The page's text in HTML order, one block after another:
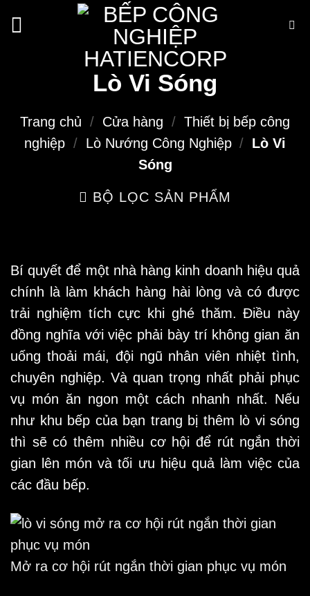
qua
Lò Vi Sóng
Trang chủ / Cửa hàng / Thiết bị bếp công
nghiệp / Lò Nướng Công Nghiệp / Lò Vi
Sóng
BỘ LỌC SẢN PHẨM
Bí quyết để một nhà hàng kinh doanh hiệu quả
chính là làm khách hàng hài lòng và có được
trải nghiệm tích cực khi ghé thăm. Điều này
đồng nghĩa với việc phải bày trí không gian ăn
uống thoải mái, đội ngũ nhân viên nhiệt tình,
chuyên nghiệp. Và quan trọng nhất phải phục
vụ món ăn ngon một cách nhanh nhất. Nếu
như khu bếp của bạn trang bị thêm lò vi sóng
thì sẽ có thêm nhiều cơ hội để rút ngắn thời
gian lên món và tối ưu hiệu quả làm việc của
các đầu bếp.
Mở ra cơ hội rút ngắn thời gian phục vụ món